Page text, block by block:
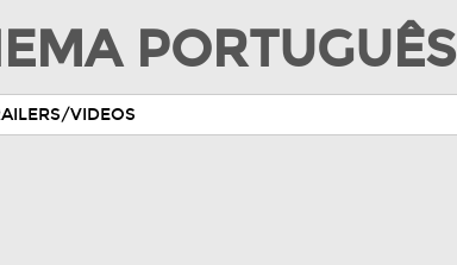
PORTUGUÊS
VIDEOS